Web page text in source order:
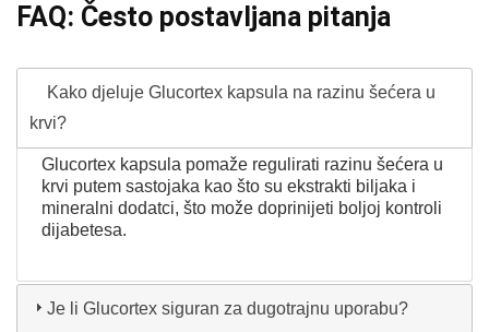
FAQ: Često postavljana pitanja
Kako djeluje Glucortex kapsula na razinu šećera u
krvi?
Glucortex kapsula pomaže regulirati razinu šećera u
krvi putem sastojaka kao što su ekstrakti biljaka i
mineralni dodatci, što može doprinijeti boljoj kontroli
dijabetesa.
Je li Glucortex siguran za dugotrajnu uporabu?